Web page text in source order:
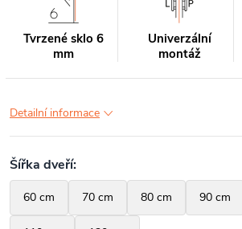
Tvrzené sklo 6
mm
Univerzální
montáž
Detailní informace